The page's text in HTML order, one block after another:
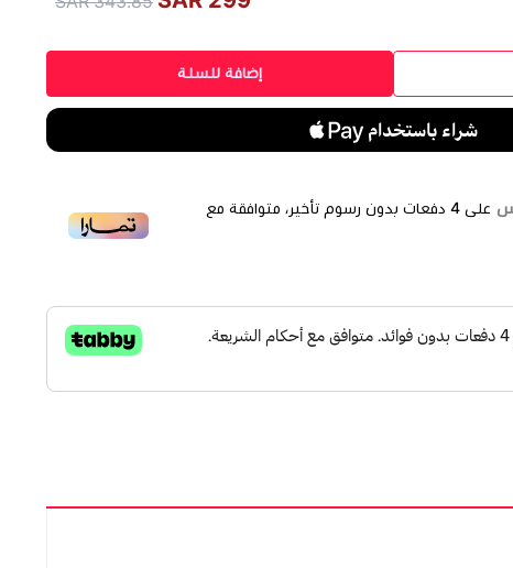
إضافة للسلة
على 4 دفعات بدون رسوم تأخير، متوافقة مع